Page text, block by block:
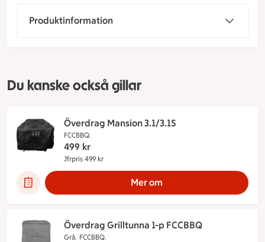
Produktinformation
Du kanske också gillar
Överdrag Mansion 3.1/3.1S
FCCBBQ.
499 kr
Jfrpris 499 kr
Mer om
Överdrag Grilltunna 1-p FCCBBQ
Grå. FCCBBQ.